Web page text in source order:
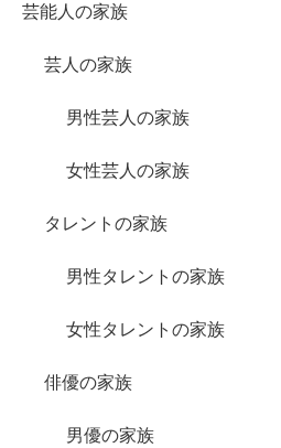
芸能人の家族
芸人の家族
男性芸人の家族
女性芸人の家族
タレントの家族
男性タレントの家族
女性タレントの家族
俳優の家族
男優の家族